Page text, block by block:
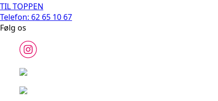
TIL TOPPEN
Telefon: 62 65 10 67
Følg os